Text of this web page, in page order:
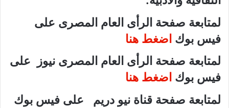
لمتابعة صفحة الرأى العام المصرى على
فيس بوك اضغط هنا
لمتابعة صفحة الرأى العام المصرى نيوز على
فيس بوك اضغط هنا
لمتابعة صفحة قناة نيو دريم على فيس بوك